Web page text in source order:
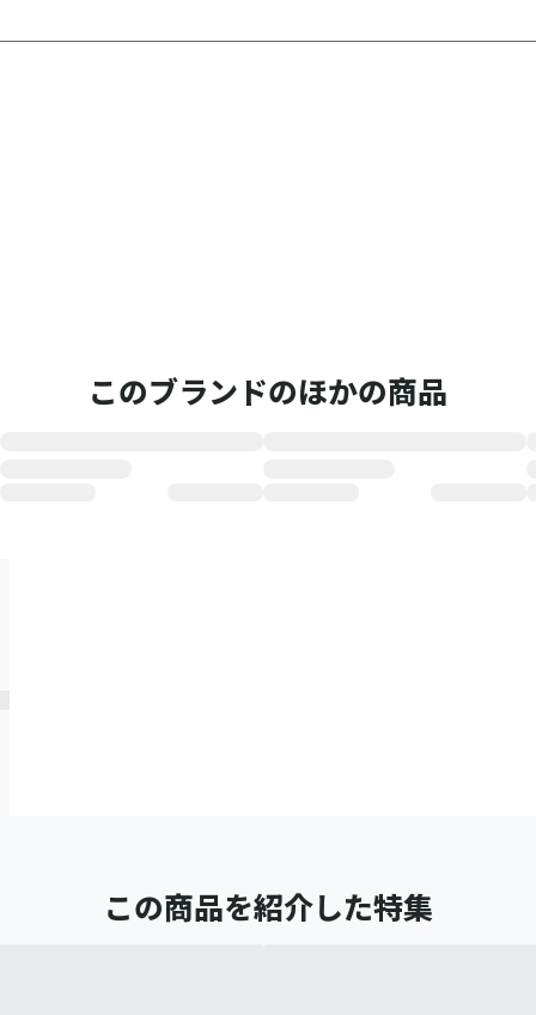
このブランドのほかの商品
この商品を紹介した特集